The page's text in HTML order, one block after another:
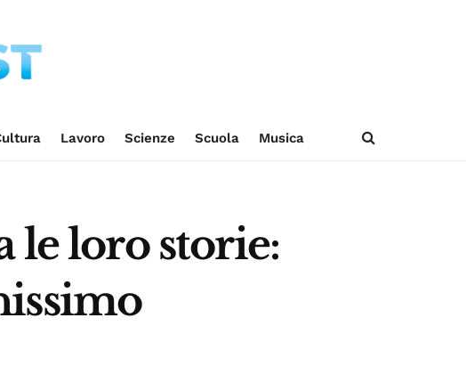
Lavoro Scienze Scuola Musica
le loro storie: